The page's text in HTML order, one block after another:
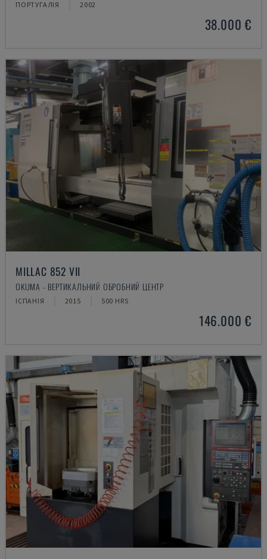
ПОРТУГАЛІЯ 2002
38.000 €
MILLAC 852 VII
OKUMA - ВЕРТИКАЛЬНИЙ ОБРОБНИЙ ЦЕНТР
ІСПАНІЯ 2015 500 HRS
146.000 €